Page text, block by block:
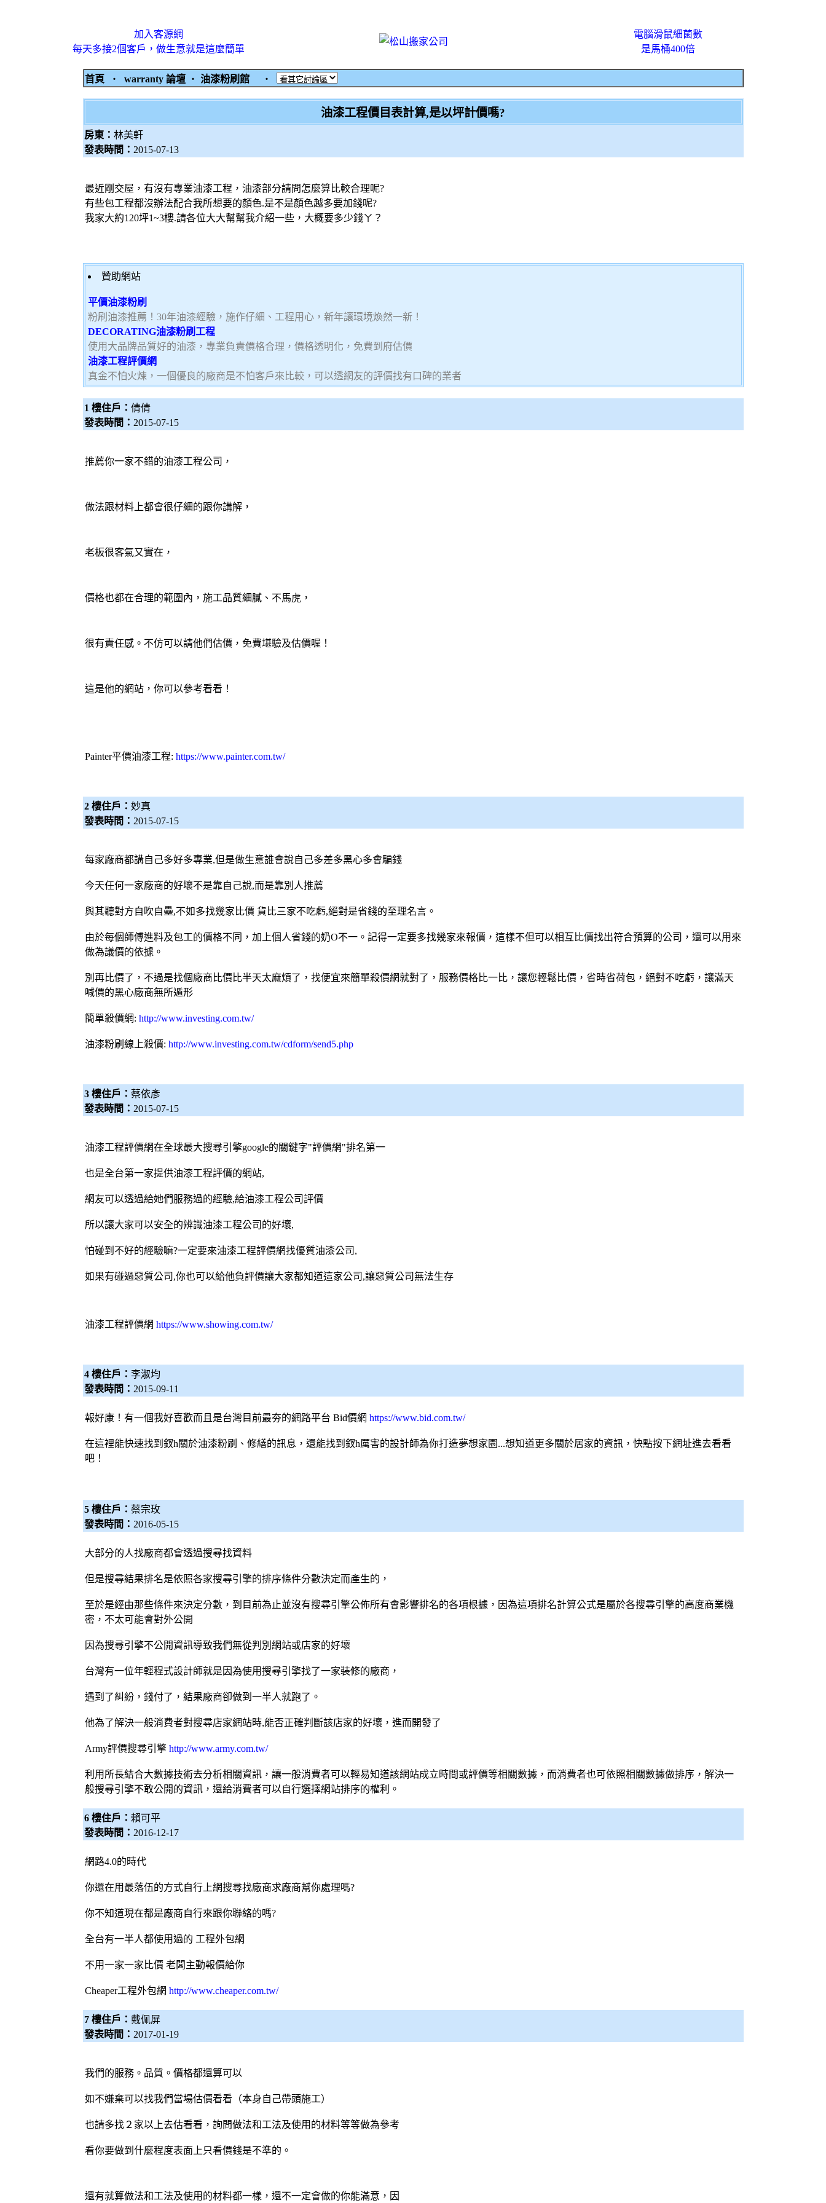
加入客源網
每天多接2個客戶，做生意就是這麼簡單
電腦滑鼠細菌數
是馬桶400倍
首頁 ‧ warranty 論壇 ‧ 油漆粉刷館 ‧
油漆工程價目表計算,是以坪計價嗎?
房東： 林美軒
發表時間： 2015-07-13
最近剛交屋，有沒有專業油漆工程，油漆部分請問怎麼算比較合理呢?
有些包工程都沒辦法配合我所想要的顏色.是不是顏色越多要加錢呢?
我家大約120坪1~3樓.請各位大大幫幫我介紹一些，大概要多少錢ㄚ？
贊助網站
平價油漆粉刷
粉刷油漆推薦！30年油漆經驗，施作仔細、工程用心，新年讓環境煥然一新！
DECORATING油漆粉刷工程
使用大品牌品質好的油漆，專業負責價格合理，價格透明化，免費到府估價
油漆工程評價網
真金不怕火煉，一個優良的廠商是不怕客戶來比較，可以透網友的評價找有口碑的業者
1 樓住戶： 倩倩
發表時間： 2015-07-15
推薦你一家不錯的油漆工程公司，
做法跟材料上都會很仔細的跟你講解，
老板很客氣又實在，
價格也都在合理的範圍內，施工品質細膩、不馬虎，
很有責任感。不仿可以請他們估價，免費堪驗及估價喔！
這是他的網站，你可以參考看看！
Painter平價油漆工程: https://www.painter.com.tw/
2 樓住戶： 妙真
發表時間： 2015-07-15
每家廠商都講自己多好多專業,但是做生意誰會說自己多差多黑心多會騙錢
今天任何一家廠商的好壞不是靠自己說,而是靠別人推薦
與其聽對方自吹自壘,不如多找幾家比價 貨比三家不吃虧,絕對是省錢的至理名言。
由於每個師傅進料及包工的價格不同，加上個人省錢的奶O不一。記得一定要多找幾家來報價，這樣不但可以相互比價找出符合預算的公司，還可以用來
做為議價的依據。
別再比價了，不過是找個廠商 比價 比半天太麻煩了，找便宜來簡單殺價網就對了，服務價格比一比，讓您輕鬆比價 ，省時省荷包，絕對不吃虧，讓滿天
喊價的黑心廠商無所遁形
簡單殺價網: http://www.investing.com.tw/
油漆粉刷 線上殺價: http://www.investing.com.tw/cdform/send5.php
3 樓住戶： 蔡依彥
發表時間： 2015-07-15
油漆工程評價網在全球最大搜尋引擎google的關鍵字"評價網"排名第一
也是全台第一家提供油漆工程評價的網站,
網友可以透過給她們服務過的經驗,給油漆工程公司評價
所以讓大家可以安全的辨識油漆工程公司的好壞,
怕碰到不好的經驗嘛?一定要來油漆工程評價網找優質油漆公司,
如果有碰過惡質公司,你也可以給他負評價讓大家都知道這家公司,讓惡質公司無法生存
油漆工程評價網 https://www.showing.com.tw/
4 樓住戶： 李淑均
發表時間： 2015-09-11
報好康！有一個我好喜歡而且是台灣目前最夯的網路平台 Bid價網 https://www.bid.com.tw/
在這裡能快速找到釵h關於油漆粉刷 、修繕的訊息，還能找到釵h厲害的設計師為你打造夢想家園...想知道更多關於居家的資訊，快點按下網址進去看看
吧！
5 樓住戶： 蔡宗玫
發表時間： 2016-05-15
大部分的人找廠商都會透過搜尋找資料
但是搜尋結果排名是依照各家搜尋引擎的排序條件分數決定而產生的，
至於是經由那些條件來決定分數，到目前為止並沒有搜尋引擎公佈所有會影響排名的各項根據，因為這項排名計算公式是屬於各搜尋引擎的高度商業機
密，不太可能會對外公開
因為搜尋引擎不公開資訊導致我們無從判別網站或店家的好壞
台灣有一位年輕程式設計師就是因為使用搜尋引擎找了一家裝修的廠商，
遇到了糾紛，錢付了，結果廠商卻做到一半人就跑了。
他為了解決一般消費者對搜尋店家網站時,能否正確判斷該店家的好壞，進而開發了
Army評價搜尋引擎 http://www.army.com.tw/
利用所長結合大數據技術去分析相關資訊，讓一般消費者可以輕易知道該網站成立時間或評價等相關數據，而消費者也可依照相關數據做排序，解決一
般搜尋引擎不敢公開的資訊，還給消費者可以自行選擇網站排序的權利。
6 樓住戶： 賴可平
發表時間： 2016-12-17
網路4.0的時代
你還在用最落伍的方式自行上網搜尋找廠商求廠商幫你處理嗎?
你不知道現在都是廠商自行來跟你聯絡的嗎?
全台有一半人都使用過的 工程外包網
不用一家一家比價 老闆主動報價給你
Cheaper工程外包網 http://www.cheaper.com.tw/
7 樓住戶： 戴佩屏
發表時間： 2017-01-19
我們的服務。品質。價格都還算可以
如不嫌棄可以找我們當場估價看看（本身自己帶頭施工）
也請多找２家以上去估看看，詢問做法和工法及使用的材料等等做為參考
看你要做到什麼程度表面上只看價錢是不準的。
還有就算做法和工法及使用的材料都一樣，還不一定會做的你能滿意，因